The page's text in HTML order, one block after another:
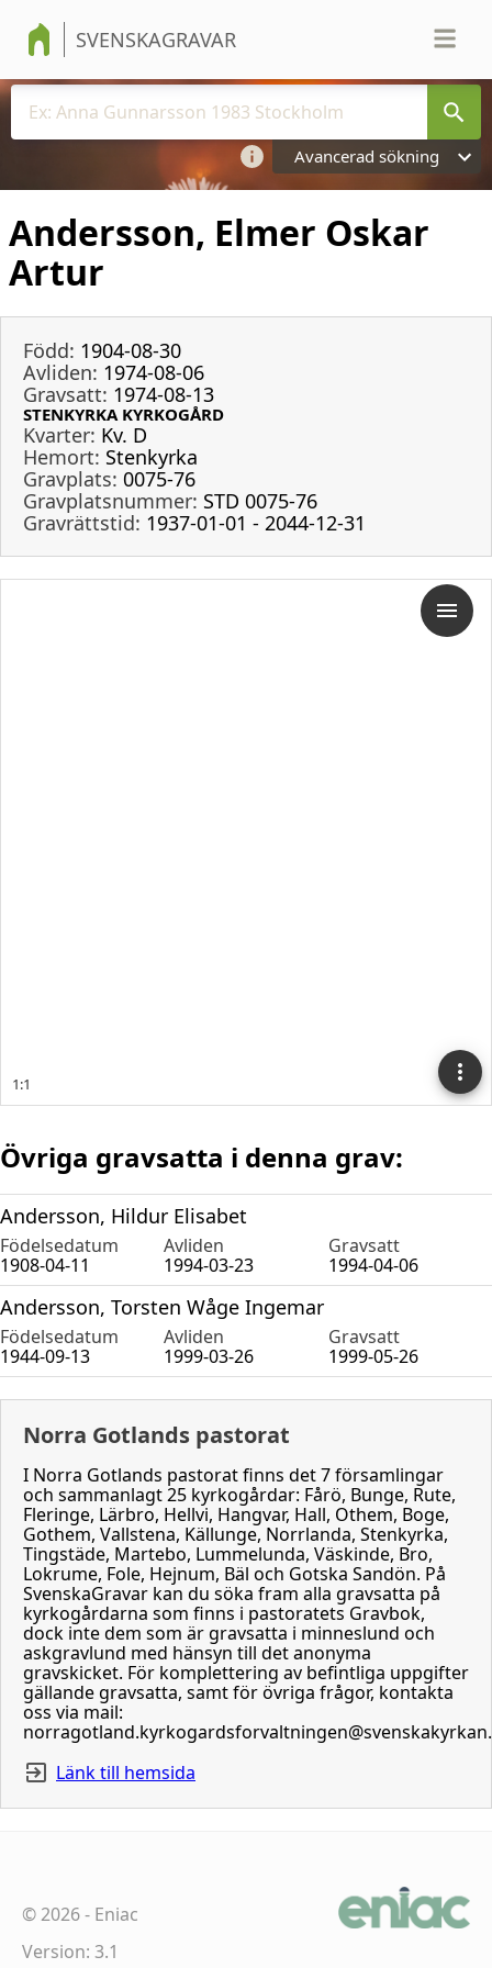
SVENSKAGRAVAR
Avancerad sökning
Andersson, Elmer Oskar
Artur
Född: 1904-08-30
Avliden: 1974-08-06
Gravsatt: 1974-08-13
STENKYRKA KYRKOGÅRD
Kvarter: Kv. D
Hemort: Stenkyrka
Gravplats: 0075-76
Gravplatsnummer: STD 0075-76
Gravrättstid: 1937-01-01 - 2044-12-31
Övriga gravsatta i denna grav:
Andersson, Hildur Elisabet
Födelsedatum Avliden
Gravsatt
1908-04-11
1994-03-23 1994-04-06
Andersson, Torsten Wåge Ingemar
Födelsedatum Avliden
Gravsatt
1944-09-13
1999-03-26 1999-05-26
Norra Gotlands pastorat
I Norra Gotlands pastorat finns det 7 församlingar
och sammanlagt 25 kyrkogårdar: Fårö, Bunge, Rute,
Fleringe, Lärbro, Hellvi, Hangvar, Hall, Othem, Boge,
Gothem, Vallstena, Källunge, Norrlanda, Stenkyrka,
Tingstäde, Martebo, Lummelunda, Väskinde, Bro,
Lokrume, Fole, Hejnum, Bäl och Gotska Sandön. På
SvenskaGravar kan du söka fram alla gravsatta på
kyrkogårdarna som finns i pastoratets Gravbok,
dock inte dem som är gravsatta i minneslund och
askgravlund med hänsyn till det anonyma
gravskicket. För komplettering av befintliga uppgifter
gällande gravsatta, samt för övriga frågor, kontakta
oss via mail:
Länk till hemsida
©2026- Eniac
Version: 3.1